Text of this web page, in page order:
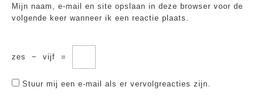
Mijn naam, e-mail en site opslaan in deze browser voor de
volgende keer wanneer ik een reactie plaats.
zes − vijf =
Stuur mij een e-mail als er vervolgreacties zijn.